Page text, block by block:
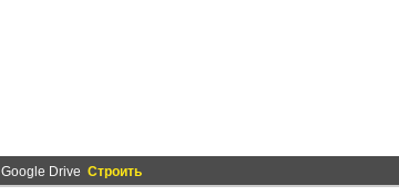
Google Drive Строить